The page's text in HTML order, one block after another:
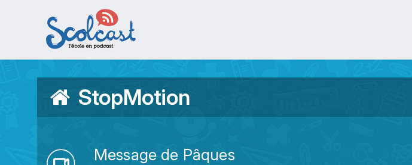
Aller au contenu principal
StopMotion
Message de Pâques